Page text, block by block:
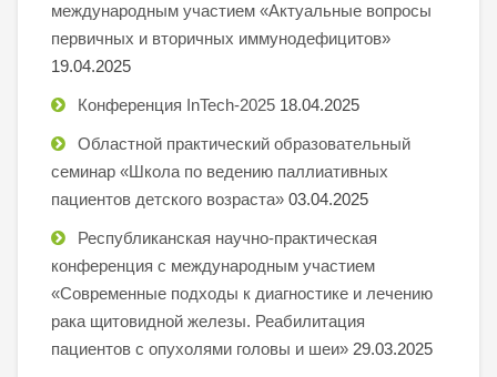
международным участием «Актуальные вопросы
первичных и вторичных иммунодефицитов»
19.04.2025
Конференция InTech-2025 18.04.2025
Областной практический образовательный
семинар «Школа по ведению паллиативных
пациентов детского возраста» 03.04.2025
Республиканская научно-практическая
конференция с международным участием
«Современные подходы к диагностике и лечению
рака щитовидной железы. Реабилитация
пациентов с опухолями головы и шеи» 29.03.2025